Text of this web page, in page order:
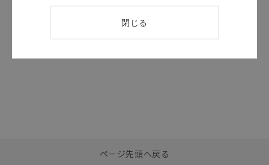
タログ
括ダウンロード
ページ先頭へ戻る
閉じる